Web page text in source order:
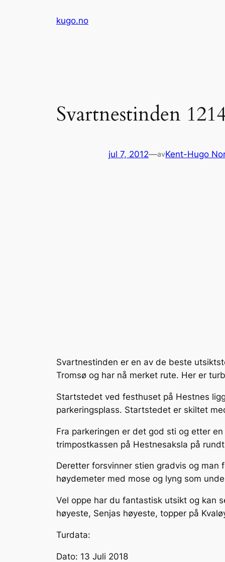
kugo.no
Svartnestinden
jul 7, 2012—avKent-Hugo
Svartnestinden er en av de beste
Tromsø og har nå merket rute. Her er
Startstedet ved festhuset på Hestnes
parkeringsplass. Startstedet er skiltet
Fra parkeringen er det god sti og etter
trimpostkassen på Hestnesaksla på
Deretter forsvinner stien gradvis og
høydemeter med mose og lyng som
Vel oppe har du fantastisk utsikt og kan
høyeste, Senjas høyeste, topper på
Turdata:
Dato: 13 Juli 2018